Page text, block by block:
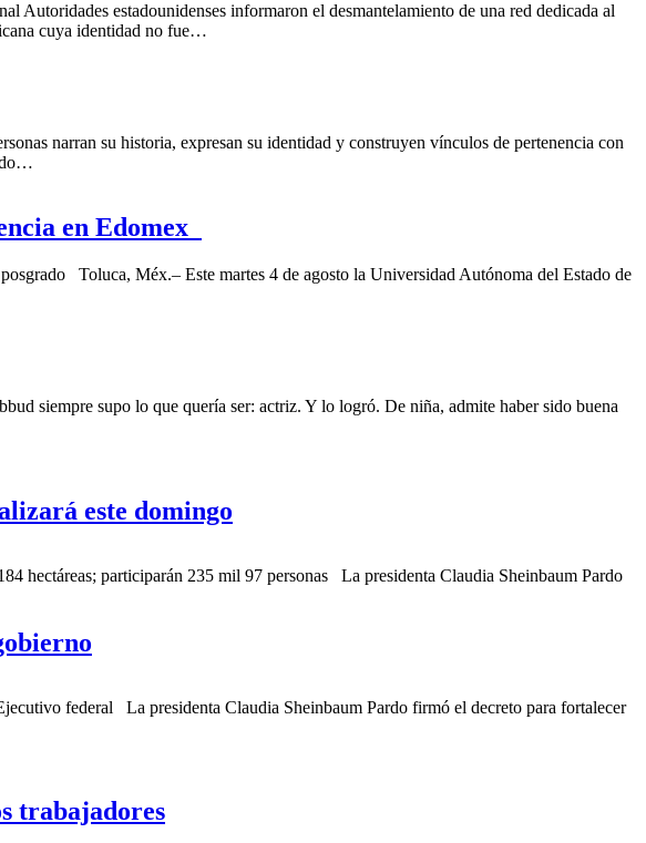
Autoridades estadounidenses informaron el desmantelamiento de una red dedicada al
cuya identidad no fue…
narran su historia, expresan su identidad y construyen vínculos de pertenencia con
en Edomex
Toluca, Méx.– Este martes 4 de agosto la Universidad Autónoma del Estado de
siempre supo lo que quería ser: actriz. Y lo logró. De niña, admite haber sido buena
este domingo
hectáreas; participarán 235 mil 97 personas La presidenta Claudia Sheinbaum Pardo
federal La presidenta Claudia Sheinbaum Pardo firmó el decreto para fortalecer
trabajadores